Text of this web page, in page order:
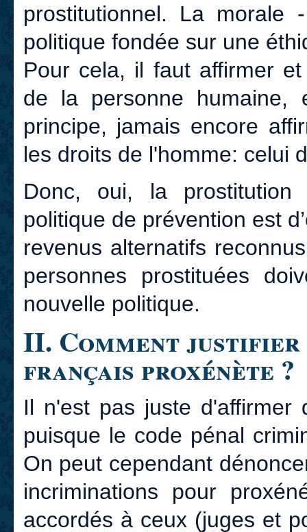
prostitutionnel. La morale
politique fondée sur une
Pour cela, il faut affirmer
de la personne humaine,
principe, jamais encore
les droits de l'homme: celui
Donc, oui, la
politique de prévention est
revenus alternatifs
personnes prostituées
nouvelle politique.
II. Comment
français proxénète ?
Il n'est pas juste d'affirmer
puisque le code pénal
On peut cependant
incriminations pour
accordés à ceux (juges et